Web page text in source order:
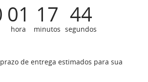
01
hora
17
minutos
43
segundos
de entrega estimados para sua